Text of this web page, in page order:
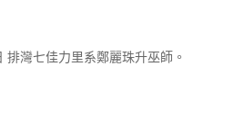
灣七佳力里系鄭麗珠升巫師。